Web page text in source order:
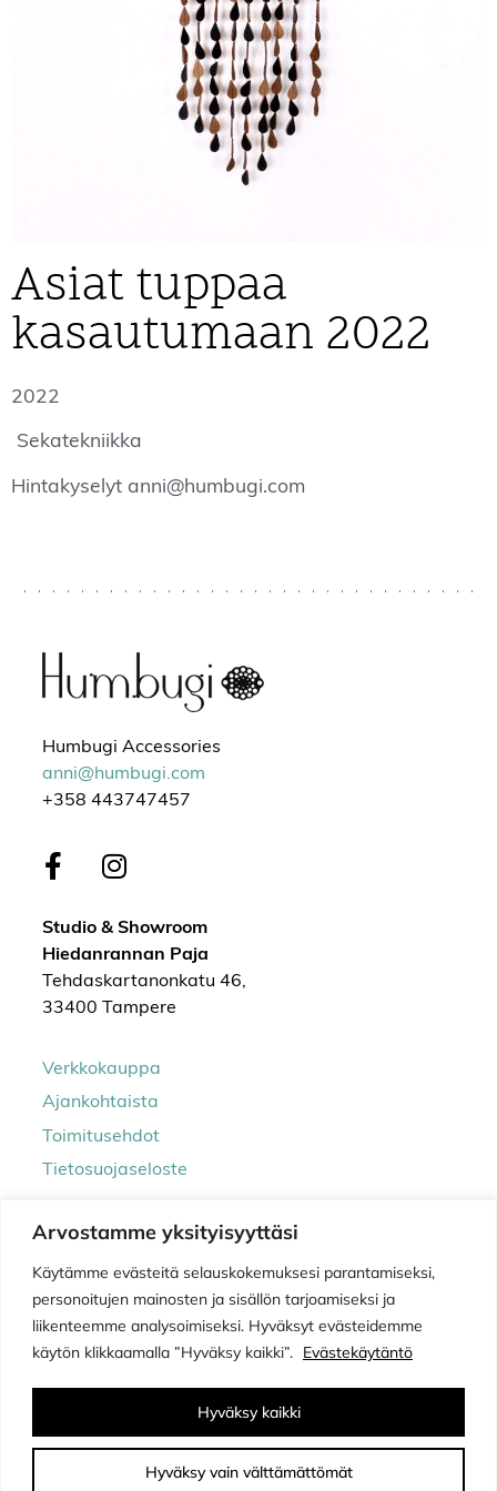
Arvostamme yksityisyyttäsi
Käytämme evästeitä selauskokemuksesi parantamiseksi,
personoitujen mainosten ja sisällön tarjoamiseksi ja
liikenteemme analysoimiseksi. Hyväksyt evästeidemme
käytön klikkaamalla ”Hyväksy kaikki”. Evästekäytäntö
Hyväksy vain välttämättömät
Hyväksy kaikki
Asiat tuppaa
kasautumaan 2022
2022
Sekatekniikka
Hintakyselyt anni@humbugi.com
Humbugi Accessories
anni@humbugi.com
+358 443747457
Studio & Showroom
Hiedanrannan Paja
Tehdaskartanonkatu 46,
33400 Tampere
Verkkokauppa
Ajankohtaista
Toimitusehdot
Tietosuojaseloste
© Humbugi Accessories 2026